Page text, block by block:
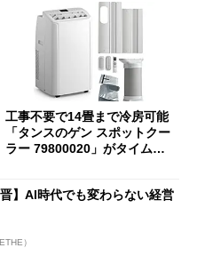
工事不要で14畳まで冷房可能
「タンスのゲン スポットクー
ラー 79800020」がタイムセ
晋】AI時代でも変わらない経営
）